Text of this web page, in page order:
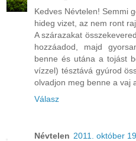
Kedves Névtelen! Semmi
hideg vizet, az nem ront
A szárazakat
hozzáadod, majd
benne és utána a tojást
vízzel) tésztává gyúrod
olvadjon meg benne a vaj
Válasz
Névtelen 2011. október